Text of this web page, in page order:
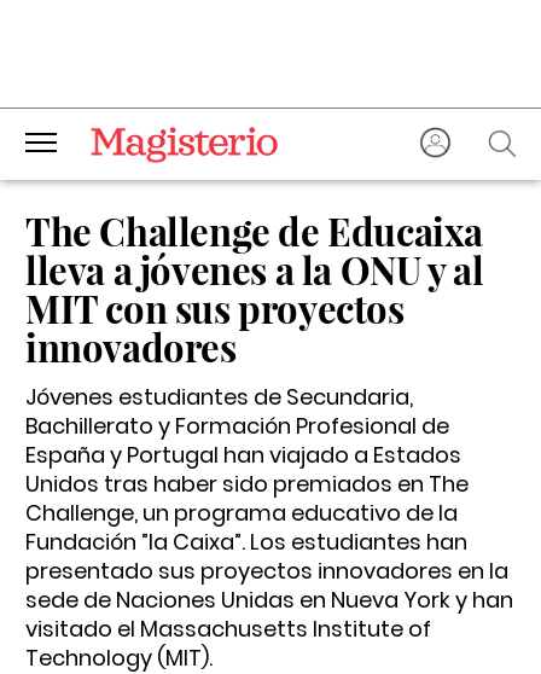
The Challenge de Educaixa
lleva a jóvenes a la ONU y al
MIT con sus proyectos
innovadores
Jóvenes estudiantes de Secundaria,
Bachillerato y Formación Profesional de
España y Portugal han viajado a Estados
Unidos tras haber sido premiados en The
Challenge, un programa educativo de la
Fundación ”la Caixa”. Los estudiantes han
presentado sus proyectos innovadores en la
sede de Naciones Unidas en Nueva York y han
visitado el Massachusetts Institute of
Technology (MIT).